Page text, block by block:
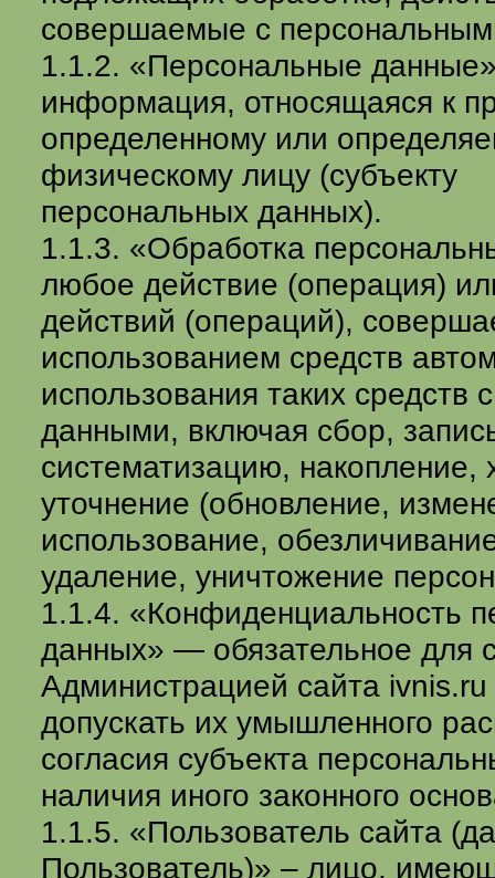
совершаемые с
1.1.2. «Персональные
информация, относящаяся к
определенному или
физическому лицу (субъекту
персональных данных).
1.1.3. «Обработка
любое действие (операция)
действий (операций),
использованием средств
использования таких средств
данными, включая сбор,
систематизацию, накопление,
уточнение (обновление,
использование,
удаление, уничтожение
1.1.4. «Конфиденциальность
данных» — обязательное для
Администрацией сайта
допускать их умышленного
согласия субъекта
наличия иного законного
1.1.5. «Пользователь сайта
Пользователь)» – лицо,